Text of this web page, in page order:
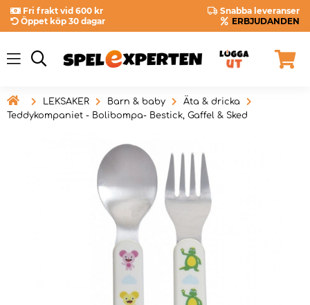
Fri frakt vid 600 kr
Snabba leveranser
Öppet köp 30 dagar
ERBJUDANDEN
 LEKSAKER Barn & baby
Äta & dricka
Teddykompaniet - Bolibompa- Bestick, Gaffel & Sked